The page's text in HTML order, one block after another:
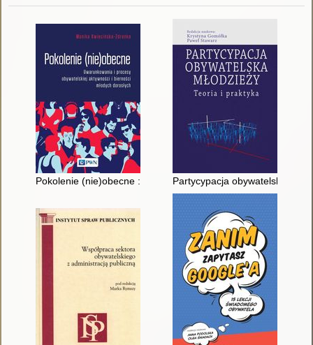
Pokolenie (nie)obecne : uwarunkowania i procesy
Partycypacja obywatelska